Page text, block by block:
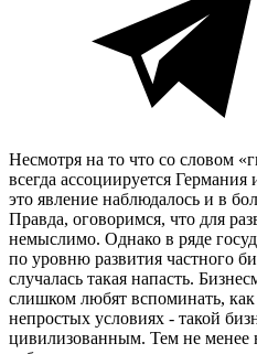
Несмотря на то что со словом
всегда ассоциируется
это явление наблюдалось и в
Правда, оговоримся, что для
немыслимо. Однако в ряде
по уровню развития частного
случалась такая напасть.
слишком любят вспоминать,
непростых условиях - такой
цивилизованным. Тем не менее